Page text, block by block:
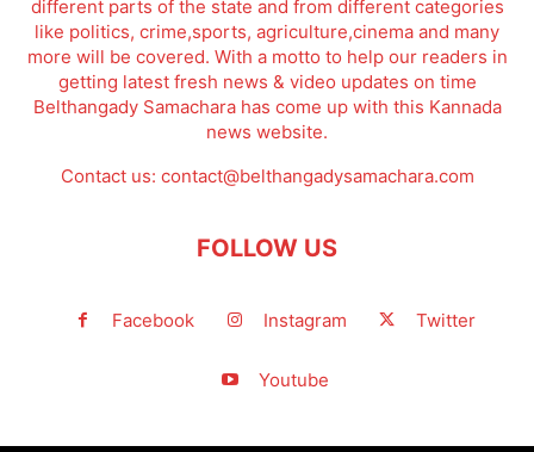
different parts of the state and from different categories
like politics, crime,sports, agriculture,cinema and many
more will be covered. With a motto to help our readers in
getting latest fresh news & video updates on time
Belthangady Samachara has come up with this Kannada
news website.
Contact us: contact@belthangadysamachara.com
FOLLOW US
Facebook Instagram Twitter
Youtube